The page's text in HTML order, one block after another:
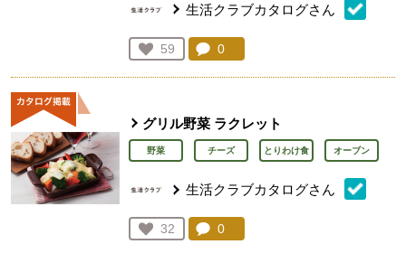
生活クラブカタログさん
お気に入り登録：
59
人が登録
コメント：
0
グリル野菜 ラクレット
野菜 チーズ とりわけ食 オーブン
生活クラブカタログさん
お気に入り登録：
32
人が登録
コメント：
0